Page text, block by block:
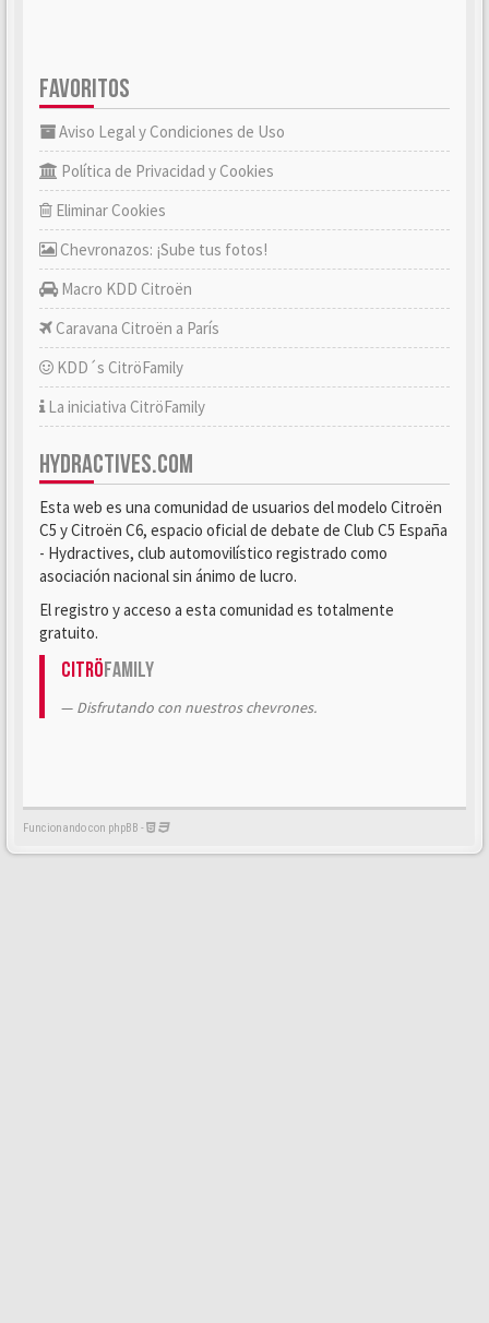
FAVORITOS
Aviso Legal y Condiciones de Uso
Política de Privacidad y Cookies
Eliminar Cookies
Chevronazos: ¡Sube tus fotos!
Macro KDD Citroën
Caravana Citroën a París
KDD´s CitröFamily
La iniciativa CitröFamily
HYDRACTIVES.COM
Esta web es una comunidad de usuarios del modelo Citroën
C5 y Citroën C6, espacio oficial de debate de Club C5 España
- Hydractives, club automovilístico registrado como
asociación nacional sin ánimo de lucro.
El registro y acceso a esta comunidad es totalmente
gratuito.
CitröFamily
Disfrutando con nuestros chevrones.
Funcionando con phpBB -